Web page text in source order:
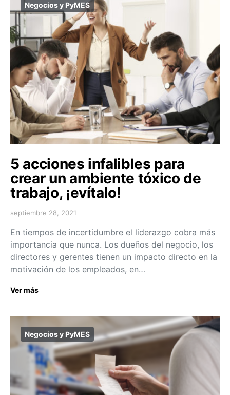
Negocios y PyMES
5 acciones infalibles para
crear un ambiente tóxico de
trabajo, ¡evítalo!
septiembre 28, 2021
En tiempos de incertidumbre el liderazgo cobra más
importancia que nunca. Los dueños del negocio, los
directores y gerentes tienen un impacto directo en la
motivación de los empleados, en…
Ver más
Negocios y PyMES